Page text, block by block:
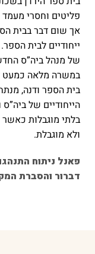
פליטים וחסרי מעמד
אך שום דבר בבית
ייחודיים לבית
של מנהל ביה”ס
במשרה מלאה כמעט
בית הספר ודנה,
הייחודיים של
בלתי מוגבלות
ולא מוגבלת.
פאנל ניתוח
דברור והסברת